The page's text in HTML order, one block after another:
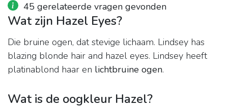
45 gerelateerde vragen gevonden
Wat zijn Hazel Eyes?
Die bruine ogen, dat stevige lichaam. Lindsey has
blazing blonde hair and hazel eyes. Lindsey heeft
platinablond haar en lichtbruine ogen.
Wat is de oogkleur Hazel?